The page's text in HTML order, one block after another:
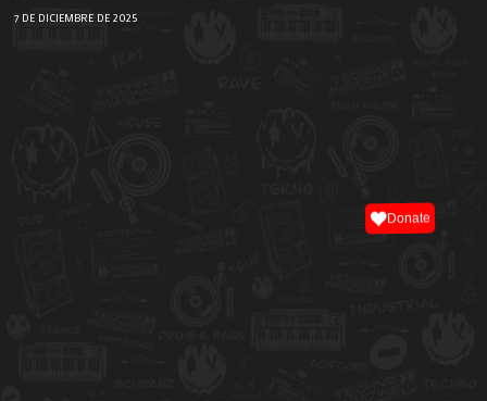
7 DE DICIEMBRE DE 2025
Donate